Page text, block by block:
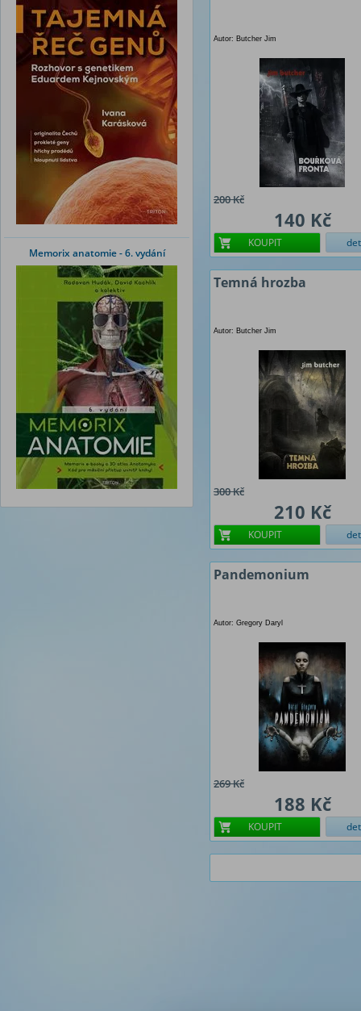
Memorix anatomie - 6. vydání
Autor: Butcher Jim
200 Kč
140 Kč
KOUPIT
Temná hrozba
Autor: Butcher Jim
300 Kč
210 Kč
KOUPIT
Pandemonium
Autor: Gregory Daryl
269 Kč
188 Kč
KOUPIT